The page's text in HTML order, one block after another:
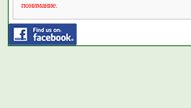
понимание.